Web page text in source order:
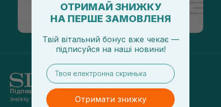
Підпишись на наші новини
знижку 5% на перше замовлення
ОТРИМАЙ ЗНИЖКУ
НА ПЕРШЕ ЗАМОВЛЕНЯ
Твій вітальний бонус вже чекає —
підписуйся на наші новини!
email
Отримати знижку